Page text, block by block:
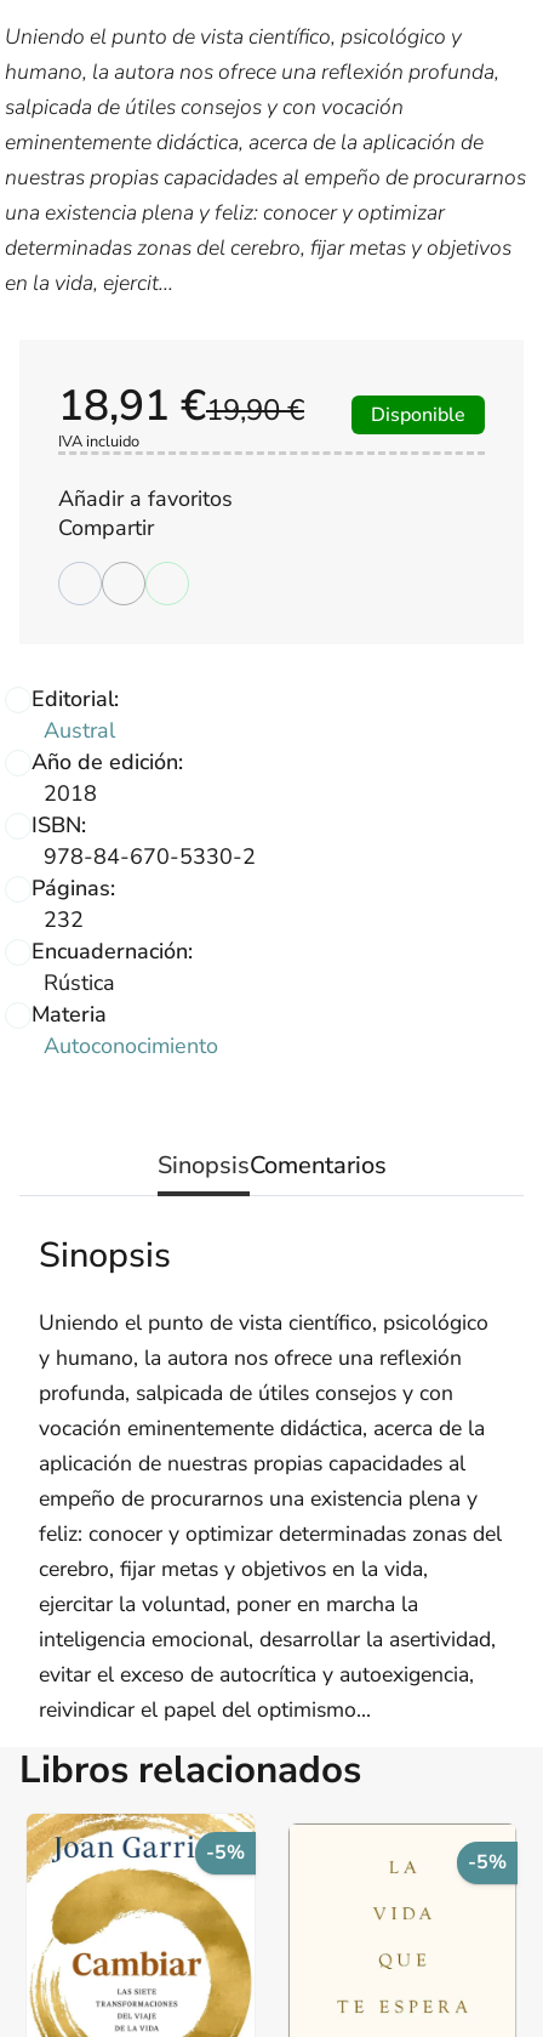
Uniendo el punto de vista científico, psicológico y
humano, la autora nos ofrece una reflexión profunda,
salpicada de útiles consejos y con vocación
eminentemente didáctica, acerca de la aplicación de
nuestras propias capacidades al empeño de procurarnos
una existencia plena y feliz: conocer y optimizar
determinadas zonas del cerebro, fijar metas y objetivos
en la vida, ejercit...
Editorial:
Austral
Año de edición:
2018
ISBN:
978-84-670-5330-2
Páginas:
232
Encuadernación:
Rústica
Materia
Autoconocimiento
19,90 €
18,91 €
IVA incluido
Disponible
Añadir a favoritos
Compartir
SinopsisComentarios
Sinopsis
Uniendo el punto de vista científico, psicológico
y humano, la autora nos ofrece una reflexión
profunda, salpicada de útiles consejos y con
vocación eminentemente didáctica, acerca de la
aplicación de nuestras propias capacidades al
empeño de procurarnos una existencia plena y
feliz: conocer y optimizar determinadas zonas del
cerebro, fijar metas y objetivos en la vida,
ejercitar la voluntad, poner en marcha la
inteligencia emocional, desarrollar la asertividad,
evitar el exceso de autocrítica y autoexigencia,
reivindicar el papel del optimismo...
Libros relacionados
-5% -5%